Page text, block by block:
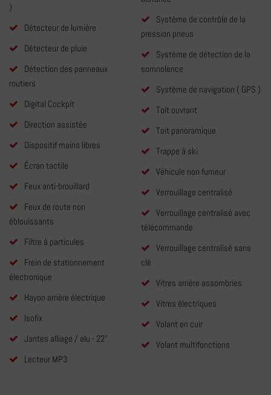
)
Détecteur de lumière
Détecteur de pluie
Détection des panneaux
routiers
Digital Cockpit
Direction assistée
Dispositif mains libres
Écran tactile
Feux anti-brouillard
Feux de route non
éblouissants
Filtre à particules
Frein de stationnement
électronique
Hayon arrière électrique
Isofix
Jantes alliage / alu - 22"
Lecteur MP3
Système de contrôle de la
pression pneus
Système de détection de la
somnolence
Système de navigation ( GPS )
Toit ouvrant
Toit panoramique
Trappe à ski
Véhicule non fumeur
Verrouillage centralisé
Verrouillage centralisé avec
télécommande
Verrouillage centralisé sans
clé
Vitres arrière assombries
Vitres électriques
Volant en cuir
Volant multifonctions